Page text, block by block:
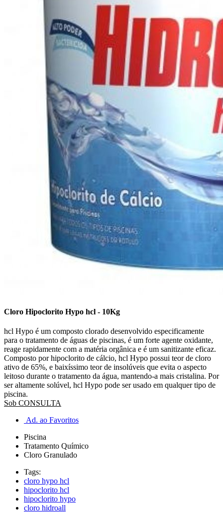
Cloro Hipoclorito Hypo hcl - 10Kg
hcl Hypo é um composto clorado desenvolvido especificamente
para o tratamento de águas de piscinas, é um forte agente oxidante,
reage rapidamente com a matéria orgânica e é um sanitizante eficaz.
Composto por hipoclorito de cálcio, hcl Hypo possui teor de cloro
ativo de 65%, e baixíssimo teor de insolúveis que evita o aspecto
leitoso durante o tratamento da água, mantendo-a mais cristalina. Por
ser altamente solúvel, hcl Hypo pode ser usado em qualquer tipo de
piscina.
Sob CONSULTA
Ad. ao Favoritos
Piscina
Tratamento Químico
Cloro Granulado
Tags:
cloro hypo hcl
hipoclorito hcl
hipoclorito hypo
cloro hidroall